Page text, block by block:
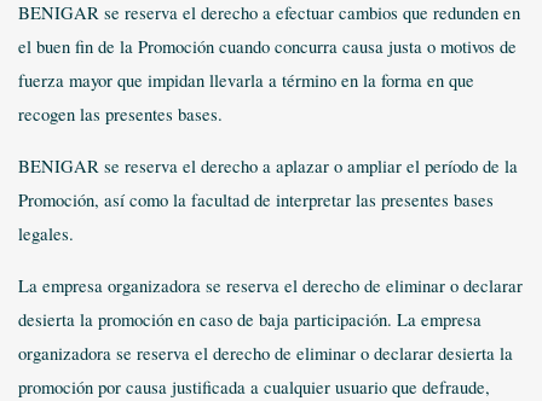
BENIGAR se reserva el derecho a efectuar cambios que redunden en
el buen fin de la Promoción cuando concurra causa justa o motivos de
fuerza mayor que impidan llevarla a término en la forma en que
recogen las presentes bases.
BENIGAR se reserva el derecho a aplazar o ampliar el período de la
Promoción, así como la facultad de interpretar las presentes bases
legales.
La empresa organizadora se reserva el derecho de eliminar o declarar
desierta la promoción en caso de baja participación. La empresa
organizadora se reserva el derecho de eliminar o declarar desierta la
promoción por causa justificada a cualquier usuario que defraude,